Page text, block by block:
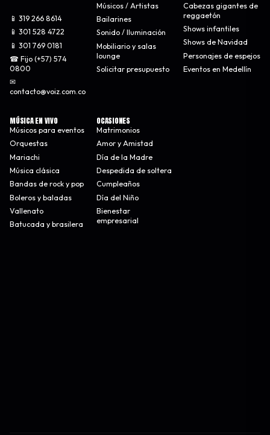
📱 319 266 8614
📱 301 528 4722
📱 301 769 0181
☎ Fijo (+57) 574
0800
✉
contacto@voiz.com.co
Músicos / Artistas
Bailarines
Sonido / Iluminación
Mobiliario y salas
lounge
Solicitar presupuesto
Cabezas gigantes de
reggaetón
Shows infantiles
Shows de Navidad
Personajes de espejos
Eventos en Medellín
MÚSICA EN VIVO
Músicos para eventos
Orquestas
Mariachi
Música clásica
Bandas de rock y pop
Boleros y baladas
Vallenato
Batucada y brasilera
OCASIONES
Matrimonios
Amor y Amistad
Día de la Madre
Despedida de soltera
Cumpleaños
Día del Niño
Bienestar
empresarial